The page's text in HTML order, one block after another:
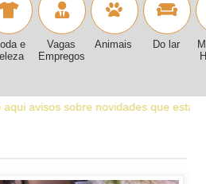
e
Vagas
Empregos
Animais Do lar
estaremos lançando no site. Fique